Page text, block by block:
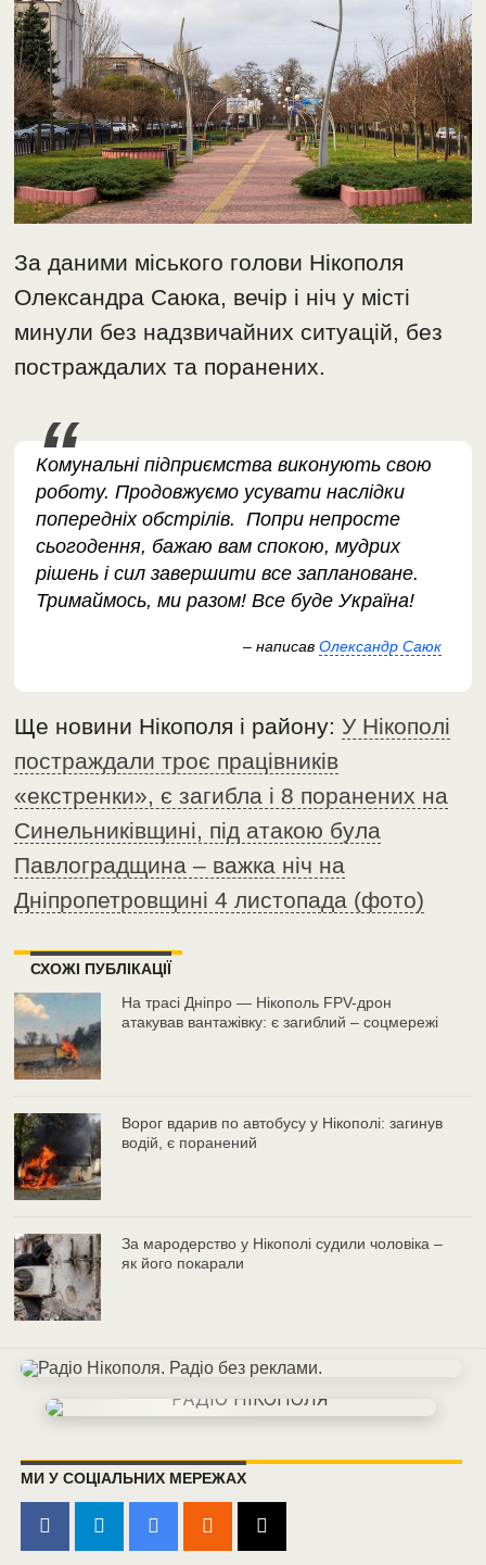
За даними міського голови Нікополя
Олександра Саюка, вечір і ніч у місті
минули без надзвичайних ситуацій, без
постраждалих та поранених.
Комунальні підприємства виконують свою
роботу. Продовжуємо усувати наслідки
попередніх обстрілів. Попри непросте
сьогодення, бажаю вам спокою, мудрих
рішень і сил завершити все заплановане.
Тримаймось, ми разом! Все буде Україна!
– написав Олександр Саюк
Ще новини Нікополя і району:У Нікополі
постраждали троє працівників
«екстренки», є загибла і 8 поранених на
Синельниківщині, під атакою була
Павлоградщина – важка ніч на
Дніпропетровщині 4 листопада (фото)
СХОЖІ ПУБЛІКАЦІЇ
На трасі Дніпро — Нікополь FPV-дрон
атакував вантажівку: є загиблий – соцмережі
Ворог вдарив по автобусу у Нікополі: загинув
водій, є поранений
За мародерство у Нікополі судили чоловіка –
як його покарали
МИ У СОЦІАЛЬНИХ МЕРЕЖАХ